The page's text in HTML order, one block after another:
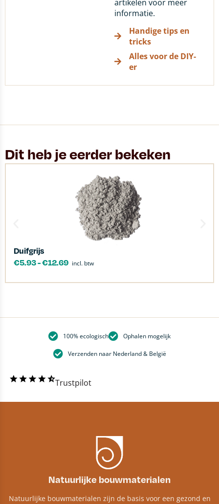
artikelen voor meer
informatie.
Handige tips en
tricks
Alles voor de DIY-
er
Dit heb je eerder bekeken
Duifgrijs
€5.93-€12.69 incl. btw
100% ecologisch Ophalen mogelijk
Verzenden naar Nederland & België
Trustpilot
Natuurlijke bouwmaterialen
Natuurlijke bouwmaterialen zijn de basis voor een gezond en